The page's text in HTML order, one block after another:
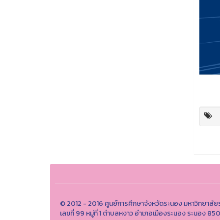
© 2012 - 2016 ศูนย์การศึกษาจังหวัดระนอง มหาวิทยาลั
เลขที่ 99 หมู่ที่ 1 ตำบลหงาว อำเภอเมืองระนอง ระนอง